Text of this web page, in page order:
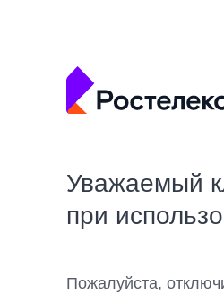
Уважаемый
при
Пожалуйста,